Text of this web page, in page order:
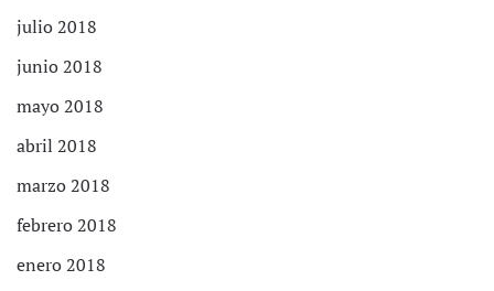
julio 2018
junio 2018
mayo 2018
abril 2018
marzo 2018
febrero 2018
enero 2018